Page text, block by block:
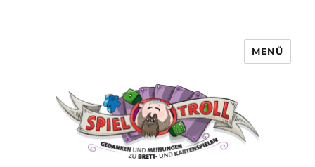
MENÜ